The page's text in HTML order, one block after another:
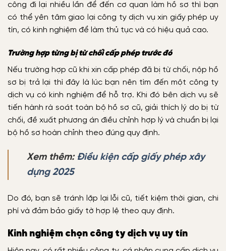
công đi lại nhiều lần để đến cơ quan làm hồ sơ thì bạn
có thể yên tâm giao lại công ty dịch vụ xin giấy phép uy
tín, có kinh nghiệm để làm thủ tục và có hiệu quả cao.
Trường hợp từng bị từ chối cấp phép trước đó
Nếu trường hợp cũ khi xin cấp phép đã bị từ chối, nộp hồ
sơ bị trả lại thì đây là lúc bạn nên tìm đến một công ty
dịch vụ có kinh nghiệm để hỗ trợ. Khi đó bên dịch vụ sẽ
tiến hành rà soát toàn bộ hồ sơ cũ, giải thích lý do bị từ
chối, đề xuất phương án điều chỉnh hợp lý và chuẩn bị lại
bộ hồ sơ hoàn chỉnh theo đúng quy định.
Xem thêm: Điều kiện cấp giấy phép xây
dựng 2025
Do đó, bạn sẽ tránh lặp lại lỗi cũ, tiết kiệm thời gian, chi
phí và đảm bảo giấy tờ hợp lệ theo quy định.
Kinh nghiệm chọn công ty dịch vụ uy tín